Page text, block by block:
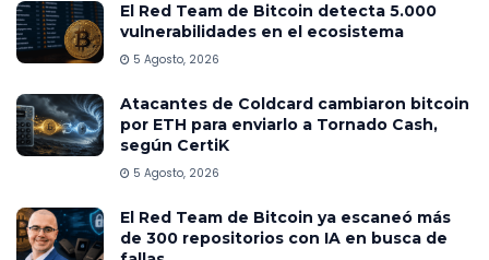
El Red Team de Bitcoin detecta 5.000
vulnerabilidades en el ecosistema
5 Agosto, 2026
Atacantes de Coldcard cambiaron bitcoin
por ETH para enviarlo a Tornado Cash,
según CertiK
5 Agosto, 2026
El Red Team de Bitcoin ya escaneó más
de 300 repositorios con IA en busca de